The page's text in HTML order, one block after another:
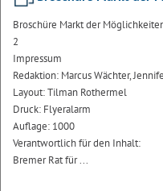
Broschüre Markt der
2
Impressum
Redaktion: Marcus Wächter,
Layout: Tilman Rothermel
Druck: Flyeralarm
Auflage: 1000
Verantwortlich für den Inhalt:
Bremer Rat für ...